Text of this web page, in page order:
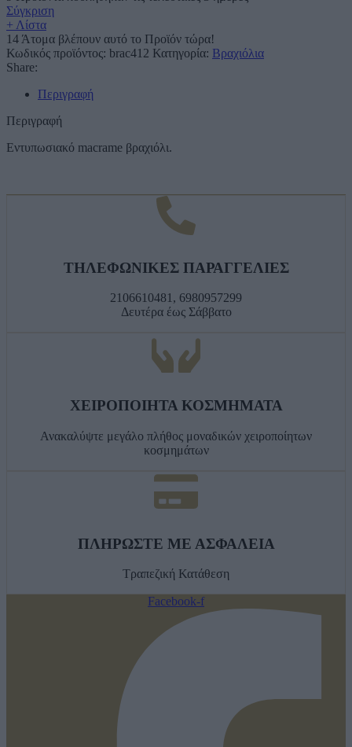
Σύγκριση
+ Λίστα
14 Άτομα βλέπουν αυτό το Προϊόν τώρα!
Κωδικός προϊόντος: brac412 Κατηγορία: Βραχιόλια
Share:
Περιγραφή
Περιγραφή
Εντυπωσιακό macrame βραχιόλι.
ΤΗΛΕΦΩΝΙΚΕΣ ΠΑΡΑΓΓΕΛΙΕΣ
2106610481, 6980957299
Δευτέρα έως Σάββατο
ΧΕΙΡΟΠΟΙΗΤΑ ΚΟΣΜΗΜΑΤΑ
Ανακαλύψτε μεγάλο πλήθος μοναδικών χειροποίητων
κοσμημάτων
ΠΛΗΡΩΣΤΕ ΜΕ ΑΣΦΑΛΕΙΑ
Τραπεζική Κατάθεση
Facebook-f